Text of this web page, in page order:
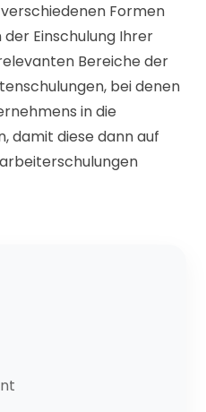
Formen
Einschulung Ihrer
Bereiche der
bei denen
in die
damit diese dann auf